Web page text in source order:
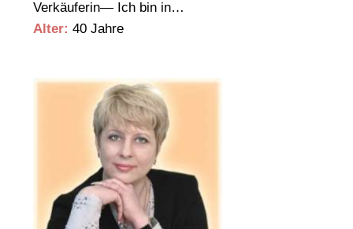
Verkäuferin— Ich bin in…
Alter: 40 Jahre